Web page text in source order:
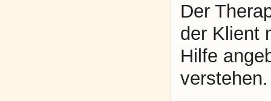
Der
der Klient
Hilfe
verstehen.